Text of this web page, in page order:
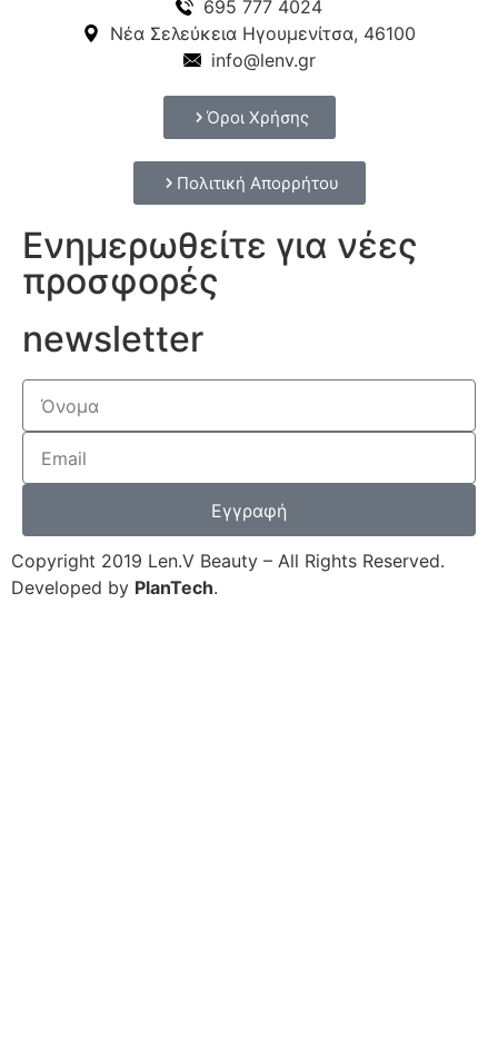
695 777 4024
Νέα Σελεύκεια Ηγουμενίτσα, 46100
info@lenv.gr
Όροι Χρήσης
Πολιτική Απορρήτου
Ενημερωθείτε για νέες
προσφορές
newsletter
Εγγραφή
Copyright 2019 Len.V Beauty – All Rights Reserved.
Developed by PlanTech.